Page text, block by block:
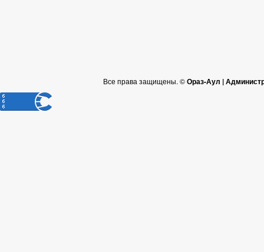
Все права защищены. ©Ораз-Аул |